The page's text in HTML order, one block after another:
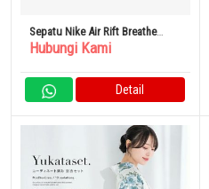
Sepatu Nike Air Rift Breathe
Black White Women’s
Hubungi Kami
Detail